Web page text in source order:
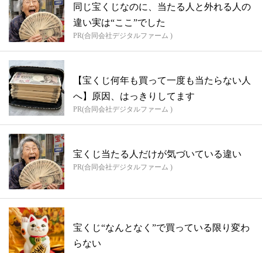
同じ宝くじなのに、当たる人と外れる人の
違い実は“ここ”でした
PR(合同会社デジタルファーム )
【宝くじ何年も買って一度も当たらない人
へ】原因、はっきりしてます
PR(合同会社デジタルファーム )
宝くじ当たる人だけが気づいている違い
PR(合同会社デジタルファーム )
宝くじ“なんとなく”で買っている限り変わ
らない